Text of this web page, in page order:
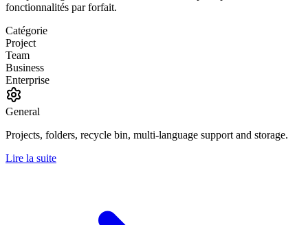
fonctionnalités par forfait.
Catégorie
Project
Team
Business
Enterprise
General
Projects, folders, recycle bin, multi-language support and storage.
Lire la suite